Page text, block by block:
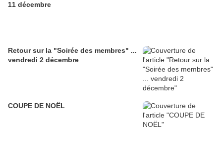
11 décembre
Retour sur la "Soirée des membres" ...
vendredi 2 décembre
COUPE DE NOËL